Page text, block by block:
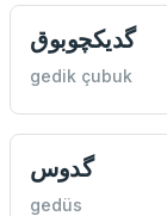
گديكچوبوق
gedik çubuk
گدوس
gedüs